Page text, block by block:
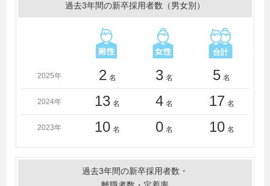
語大学、京都教育大学、京都産業大学、京都文教大学、
共立女子大学、杏林大学、近畿大学、岐阜聖徳学園大
学、熊本学園大学、久留米大学、久留米工業大学、恵泉
女学園大学、皇學館大学、甲子園大学、甲南大学、甲南
舘大学、駒澤大学、駒沢女子大学、埼玉大学、札幌大
学、札幌大谷大学、札幌学院大学、札幌国際大学、札幌
市立大学、淑徳大学、白梅学園大学、白百合女子大学、
城西大学、城西国際大学、駿河台大学、成蹊大学、西武
創価大学、大正大学、拓殖大学、大東文化大学、千葉大
商科大学、中央大学、中央学院大学、中京大学、中京学
過去3年間の新卒採用者数（男女別）
2025年 2 名 3 名 5 名
2024年 13 名 4 名 17 名
2023年 10 名 0 名 10 名
過去3年間の新卒採用者数・